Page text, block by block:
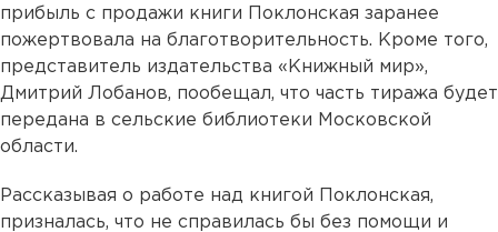
прибыль с продажи книги Поклонская заранее
пожертвовала на благотворительность. Кроме того,
представитель издательства «Книжный мир»,
Дмитрий Лобанов, пообещал, что часть тиража будет
передана в сельские библиотеки Московской
области.
Рассказывая о работе над книгой Поклонская,
призналась, что не справилась бы без помощи и